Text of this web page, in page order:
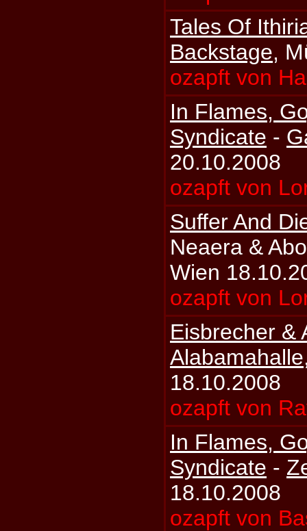
Tales Of
Backstage,
ozapft von
In Flames,
Syndicate -
20.10.2008
ozapft von
Suffer And
Neaera &
Wien
ozapft von
Eisbrecher &
Alabamahalle
18.10.2008
ozapft von
In Flames,
Syndicate -
18.10.2008
ozapft von